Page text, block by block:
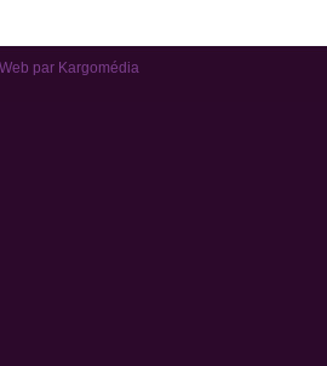
par Kargomédia